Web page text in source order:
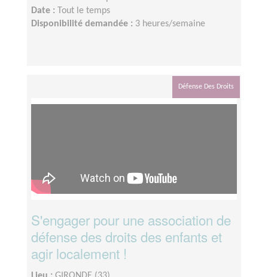
Date :
Tout le temps
Disponibilité demandée : 3 heures/semaine
Défense Des Droits
S'engager pour une association de
défense des droits des enfants et
agir localement !